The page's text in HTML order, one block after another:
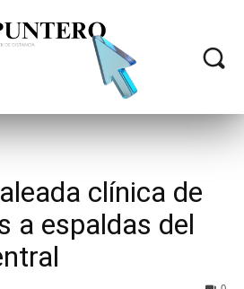
clínica de
a espaldas del